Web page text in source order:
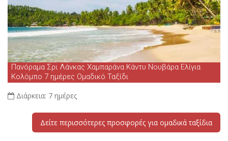
Πανόραμα Σρι Λάνκας Χαμπαράνα Κάντυ Νουβάρα Ελίγια
Κολόμπο 7 ημέρες Ομαδικό Ταξίδι
Διάρκεια: 7 ημέρες
Δείτε περισσότερες προσφορές για ομαδικά ταξίδια